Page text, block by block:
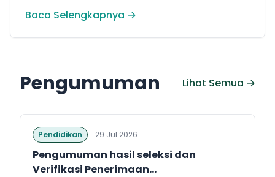
menguasai sejumlah kompetensi. Seperti
(internal Fuji Academy). Sertifikasi resmi bahasa
Jepang.
Baca Selengkapnya →
Pengumuman Lihat Semua →
Pendidikan 29 Jul 2026
Pengumuman hasil seleksi dan
Verifikasi Penerimaan...